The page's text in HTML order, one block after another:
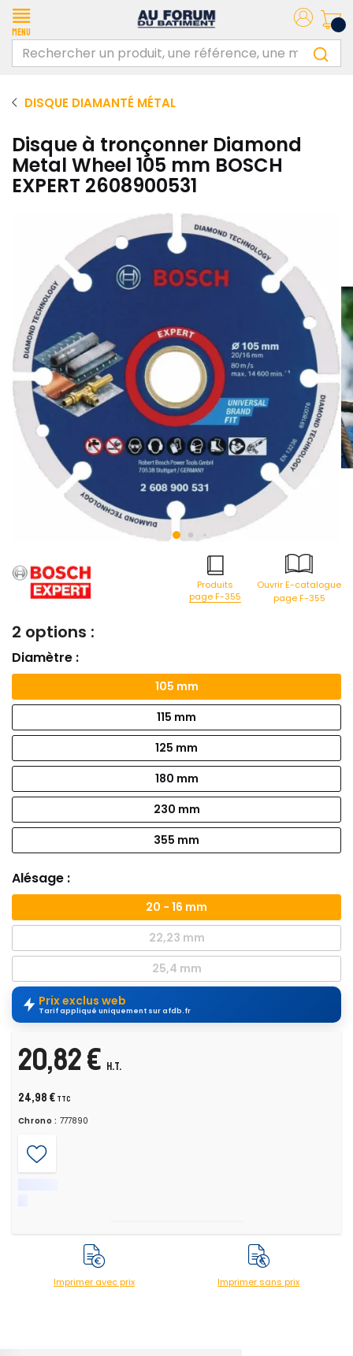
Menu
DISQUE DIAMANTÉ MÉTAL
Disque à tronçonner Diamond
Metal Wheel 105 mm BOSCH
EXPERT 2608900531
Produits
page F-355
Ouvrir E-catalogue
page F-355
2 options :
Diamètre :
105 mm
115 mm
125 mm
180 mm
230 mm
355 mm
Alésage :
20 - 16 mm
22,23 mm
25,4 mm
Prix exclus web
Tarif appliqué uniquement sur afdb.fr
20,82 € H.T.
24,98 € TTC
Chrono : 777890
Imprimer avec prix Imprimer sans prix